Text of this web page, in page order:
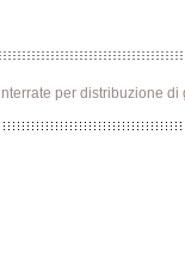
per distribuzione di